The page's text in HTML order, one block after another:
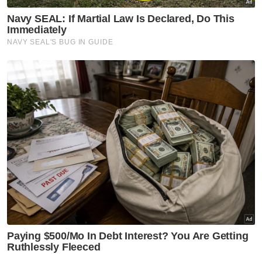
RON95
Artikel Disyorkan
Nasional
Harap pengumuman PM fokus
tiga komponen utama
melibatkan struktur ATM -
Menteri Pertahanan
Nasional
Tindakan sita kontena muatan